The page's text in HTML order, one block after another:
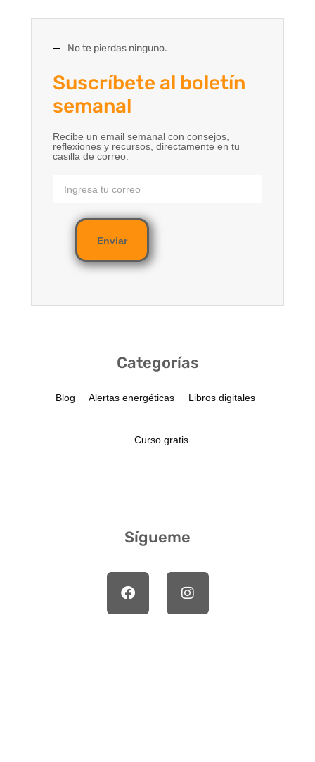
No te pierdas ninguno.
Suscríbete al boletín
semanal
Recibe un email semanal con consejos,
reflexiones y recursos, directamente en tu
casilla de correo.
Enviar
Categorías
Blog Alertas energéticas Libros digitales
Curso gratis
Sígueme